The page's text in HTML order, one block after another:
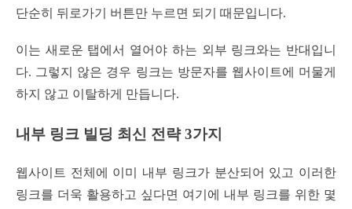
단순히 뒤로가기 버튼만 누르면 되기 때문입니다.
이는 새로운 탭에서 열어야 하는 외부 링크와는 반대입니
다. 그렇지 않은 경우 링크는 방문자를 웹사이트에 머물게
하지 않고 이탈하게 만듭니다.
내부 링크 빌딩 최신 전략 3가지
웹사이트 전체에 이미 내부 링크가 분산되어 있고 이러한
링크를 더욱 활용하고 싶다면 여기에 내부 링크를 위한 몇